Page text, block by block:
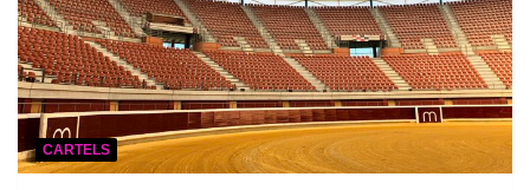
CARTELS